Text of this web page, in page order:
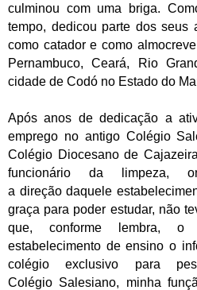
culminou com uma briga.
tempo, dedicou parte dos seus
como catador e como
Pernambuco, Ceará, Rio
cidade de Codó no Estado do
Após anos de dedicação a
emprego no antigo Colégio
Colégio Diocesano de
funcionário da limpeza,
a direção daquele
graça para poder estudar, não
que, conforme lembra, o
estabelecimento de ensino o
colégio exclusivo para
Colégio Salesiano, minha